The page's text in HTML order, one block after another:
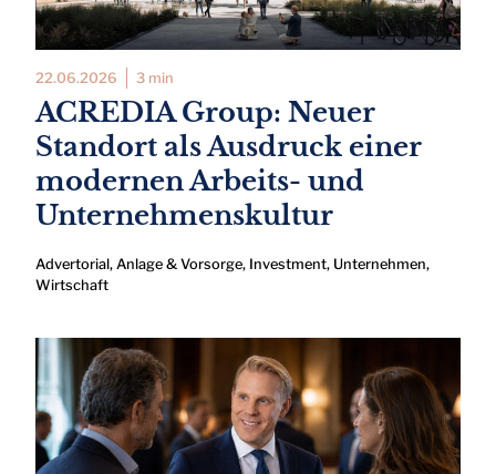
22.06.2026 3 min
ACREDIA Group: Neuer
Standort als Ausdruck einer
modernen Arbeits- und
Unternehmenskultur
Advertorial, Anlage & Vorsorge, Investment, Unternehmen,
Wirtschaft